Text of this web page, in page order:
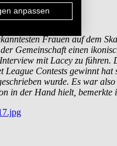
Frauen auf dem
Gemeinschaft einen
mit Lacey zu
League Contests gewinnt
wurde. Es war
in der Hand hielt,
anpassen